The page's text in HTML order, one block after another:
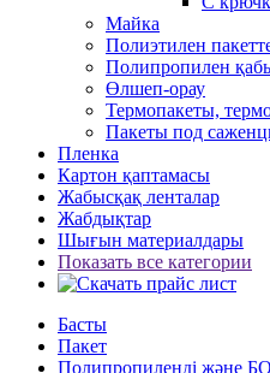
Майка
Полиэтилен
Полипропилен
Өлшеп-орау
Термопакеты,
Пакеты под
Пленка
Картон қаптамасы
Жабысқақ ленталар
Жабдықтар
Шығын материалдары
Показать все категории
Басты
Пакет
Полипропиленді және